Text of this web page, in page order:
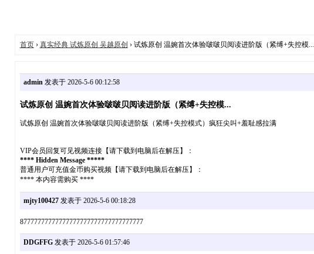
首页› 真实经典 试炼原创 吴越原创 › 试炼原创 温婉首次体验啵啵贝阅读进阶版（紧缚+失控模...
admin发表于 2026-5-6 00:12:58
试炼原创 温婉首次体验啵啵贝阅读进阶版（紧缚+失控模...
试炼原创 温婉首次体验啵啵贝阅读进阶版（紧缚+失控模式）疯狂尖叫+羞耻感拉满
VIP会员回复可见视频连接【请下载到电脑后在解压】：
**** Hidden Message *****
普通用户可充值金币购买视频【请下载到电脑后在解压】：
**** 本内容需购买 ****
mjty100427发表于 2026-5-6 00:18:28
87777777777777777777777777777777777
DDGFFG发表于 2026-5-6 01:57:46